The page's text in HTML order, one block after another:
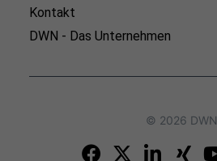
Kontakt
DWN - Das Unternehmen
© 2026 DWN